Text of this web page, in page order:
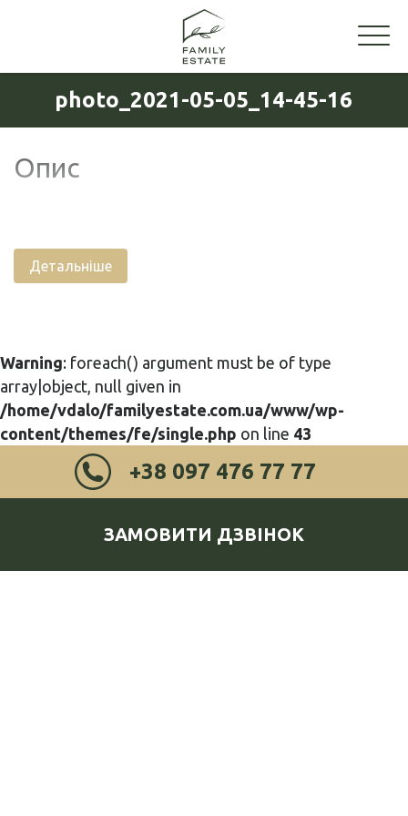
photo_2021-05-05_14-45-16
Опис
Детальніше
Warning: foreach() argument must be of type
array|object, null given in
/home/vdalo/familyestate.com.ua/www/wp-
content/themes/fe/single.php on line 43
+38 097 476 77 77
ЗАМОВИТИ ДЗВІНОК